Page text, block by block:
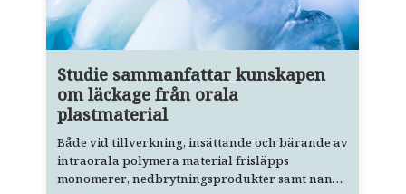
Studie sammanfattar kunskapen
om läckage från orala
plastmaterial
Både vid tillverkning, insättande och bärande av
intraorala polymera material frisläpps
monomerer, nedbrytningsprodukter samt nano-